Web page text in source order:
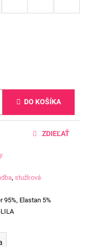
DO KOŠÍKA
, stužková
95%, Elastan 5%
ZDIEĽAŤ